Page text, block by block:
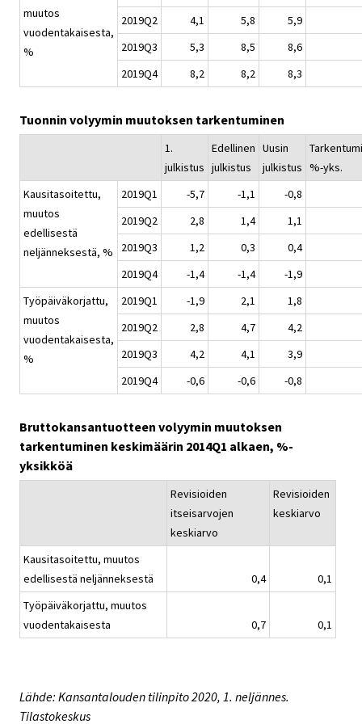
muutos
vuodentakaisesta,
%
2019Q2
4,1 5,8
5,9
2019Q3
5,3 8,5
8,6
2019Q4
8,2 8,2 8,3
Tuonnin volyymin muutoksen tarkentuminen
1.
julkistus
Edellinen
julkistus
Uusin
julkistus %-yks.
Kausitasoitettu,
muutos
edellisestä
neljänneksestä, %
2019Q1 -5,7 -1,1
-0,8
2019Q2
2,8 1,4
1,1
2019Q3
1,2 0,3
0,4
2019Q4
-1,4 -1,4
-1,9
Työpäiväkorjattu,
muutos
vuodentakaisesta,
%
2019Q1 -1,9 2,1
1,8
2019Q2
2,8 4,7
4,2
2019Q3
4,2 4,1
3,9
2019Q4
-0,6 -0,6 -0,8
Bruttokansantuotteen volyymin muutoksen
tarkentuminen keskimäärin 2014Q1 alkaen, %-
yksikköä
Revisioiden
itseisarvojen
keskiarvo
Revisioiden
keskiarvo
Kausitasoitettu, muutos
edellisestä neljänneksestä
0,4
0,1
Työpäiväkorjattu, muutos
vuodentakaisesta
0,7 0,1
Lähde: Kansantalouden tilinpito 2020, 1. neljännes.
Tilastokeskus